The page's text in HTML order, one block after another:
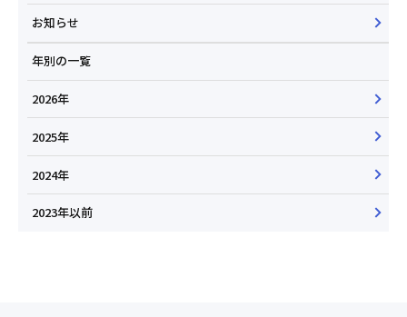
お知らせ
年別の一覧
2026年
2025年
2024年
2023年以前